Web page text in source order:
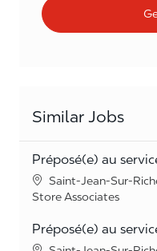
Similar Jobs
Préposé(e) au
Location
Saint-Jean-Sur-
Category
Store Associates
Préposé(e) au